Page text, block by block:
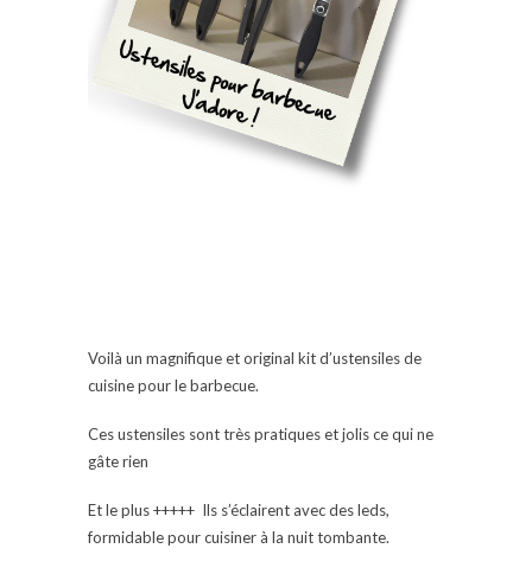
Voilà un magnifique et original kit d’ustensiles de
cuisine pour le barbecue.
Ces ustensiles sont très pratiques et jolis ce qui ne
gâte rien
Et le plus +++++ Ils s’éclairent avec des leds,
formidable pour cuisiner à la nuit tombante.